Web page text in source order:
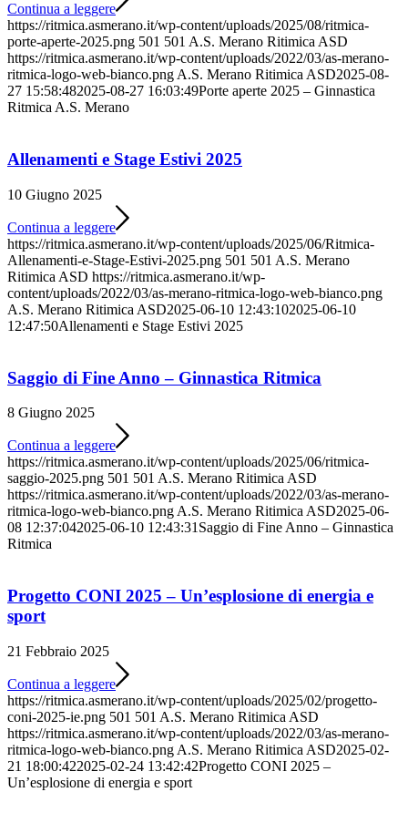
Continua a leggere
https://ritmica.asmerano.it/wp-content/uploads/2025/08/ritmica-
porte-aperte-2025.png 501 501 A.S. Merano Ritimica ASD
https://ritmica.asmerano.it/wp-content/uploads/2022/03/as-merano-
ritmica-logo-web-bianco.png A.S. Merano Ritimica ASD2025-08-
27 15:58:482025-08-27 16:03:49Porte aperte 2025 – Ginnastica
Ritmica A.S. Merano
Allenamenti e Stage Estivi 2025
10 Giugno 2025
Continua a leggere
https://ritmica.asmerano.it/wp-content/uploads/2025/06/Ritmica-
Allenamenti-e-Stage-Estivi-2025.png 501 501 A.S. Merano
Ritimica ASD https://ritmica.asmerano.it/wp-
content/uploads/2022/03/as-merano-ritmica-logo-web-bianco.png
A.S. Merano Ritimica ASD2025-06-10 12:43:102025-06-10
12:47:50Allenamenti e Stage Estivi 2025
Saggio di Fine Anno – Ginnastica Ritmica
8 Giugno 2025
Continua a leggere
https://ritmica.asmerano.it/wp-content/uploads/2025/06/ritmica-
saggio-2025.png 501 501 A.S. Merano Ritimica ASD
https://ritmica.asmerano.it/wp-content/uploads/2022/03/as-merano-
ritmica-logo-web-bianco.png A.S. Merano Ritimica ASD2025-06-
08 12:37:042025-06-10 12:43:31 Saggio di Fine Anno – Ginnastica
Ritmica
Progetto CONI 2025 – Un’esplosione di energia e
sport
21 Febbraio 2025
Continua a leggere
https://ritmica.asmerano.it/wp-content/uploads/2025/02/progetto-
coni-2025-ie.png 501 501 A.S. Merano Ritimica ASD
https://ritmica.asmerano.it/wp-content/uploads/2022/03/as-merano-
ritmica-logo-web-bianco.png A.S. Merano Ritimica ASD2025-02-
21 18:00:422025-02-24 13:42:42Progetto CONI 2025 –
Un’esplosione di energia e sport